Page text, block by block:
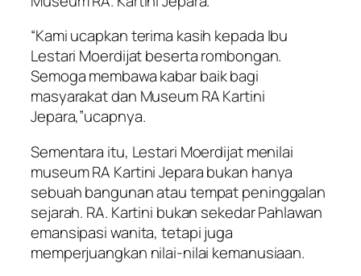
“Kami ucapkan terima kasih kepada Ibu
Lestari Moerdijat beserta rombongan.
Semoga membawa kabar baik bagi
masyarakat dan Museum RA Kartini
Jepara,”ucapnya.
Sementara itu, Lestari Moerdijat menilai
museum RA Kartini Jepara bukan hanya
sebuah bangunan atau tempat peninggalan
sejarah. RA. Kartini bukan sekedar Pahlawan
emansipasi wanita, tetapi juga
memperjuangkan nilai-nilai kemanusiaan.